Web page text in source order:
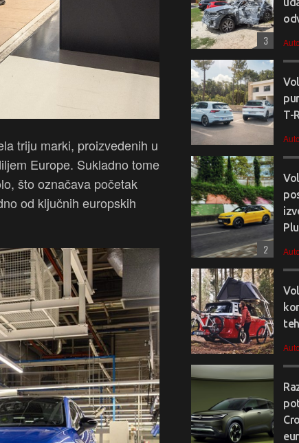
triju marki, proizvedenih u
Europe. Sukladno tome
što označava početak
od ključnih europskih
3
T-
2